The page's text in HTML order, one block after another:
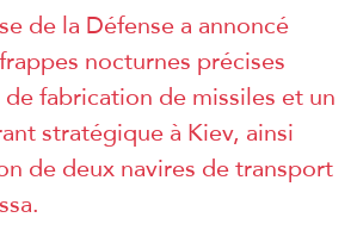
de la Défense a annoncé
nocturnes précises
fabrication de missiles et un
stratégique à Kiev, ainsi
de deux navires de transport